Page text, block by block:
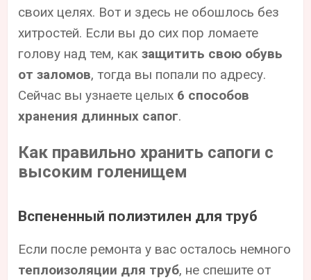
своих целях. Вот и здесь не обошлось без
хитростей. Если вы до сих пор ломаете
голову над тем, какзащитить свою обувь
от заломов, тогда вы попали по адресу.
Сейчас вы узнаете целых 6 способов
хранения длинных сапог.
Как правильно хранить сапоги с
высоким голенищем
Вспененный полиэтилен для труб
Если после ремонта у вас осталось немного
теплоизоляции для труб, не спешите от